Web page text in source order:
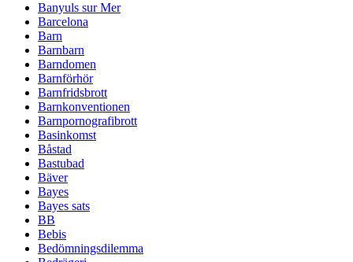
Banyuls sur Mer
Barcelona
Barn
Barnbarn
Barndomen
Barnförhör
Barnfridsbrott
Barnkonventionen
Barnpornografibrott
Basinkomst
Båstad
Bastubad
Bäver
Bayes
Bayes sats
BB
Bebis
Bedömningsdilemma